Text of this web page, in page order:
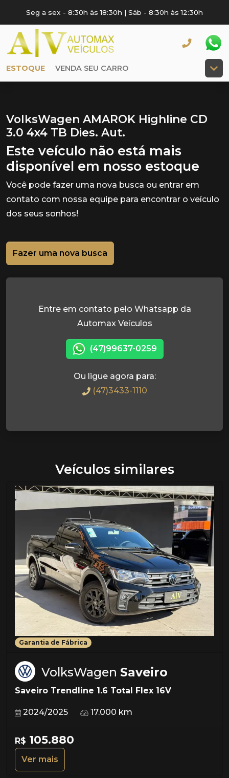
Seg a sex - 8:30h às 18:30h | Sáb - 8:30h às 12:30h
ESTOQUE VENDA SEU CARRO
VolksWagen AMAROK Highline CD
3.0 4x4 TB Dies. Aut.
Este veículo não está mais
disponível em nosso estoque
Você pode fazer uma nova busca ou entrar em
contato com nossa equipe para encontrar o veículo
dos seus sonhos!
Fazer uma nova busca
Entre em contato pelo Whatsapp da
Automax Veículos
(47)99637-0259
Ou ligue agora para:
(47)3433-1110
Veículos similares
Garantia de Fábrica
VolksWagen Saveiro
Saveiro Trendline 1.6 Total Flex 16V
2024/2025 17.000 km
R$ 105.880
Ver mais